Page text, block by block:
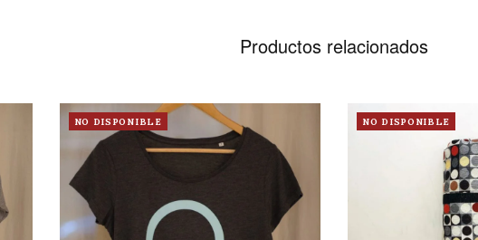
Productos relacionados
NO DISPONIBLE NO DISPONIBLE